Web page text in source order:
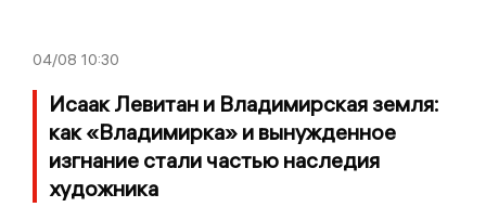
04/08 10:30
Исаак Левитан и Владимирская земля:
как «Владимирка» и вынужденное
изгнание стали частью наследия
художника